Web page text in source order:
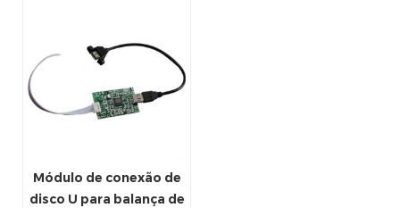
Módulo de conexão de
disco U para balança de